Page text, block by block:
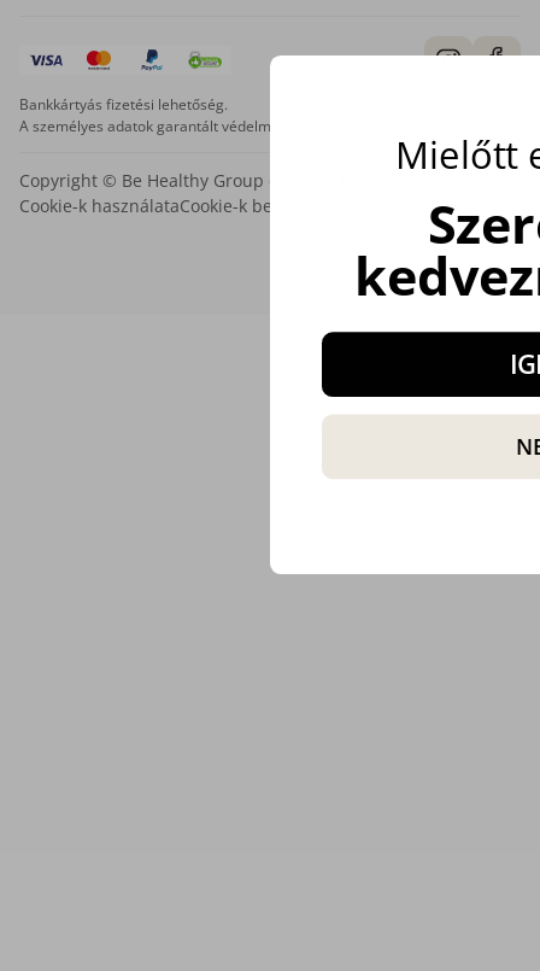
Bankkártyás fizetési lehetőség.
A személyes adatok garantált védelme SSL titkosítással.
Copyright © Be Healthy Group d.o.o. 2012 - 2026
Cookie-k használataCookie-k beállítása Az oldal térképe
Mielőtt